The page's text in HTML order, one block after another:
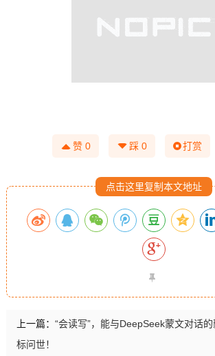
赞 0 踩 0 打赏
点击这里复制本文地址
上一篇： “会读写”，能与DeepSeek蒙文对话
标问世！